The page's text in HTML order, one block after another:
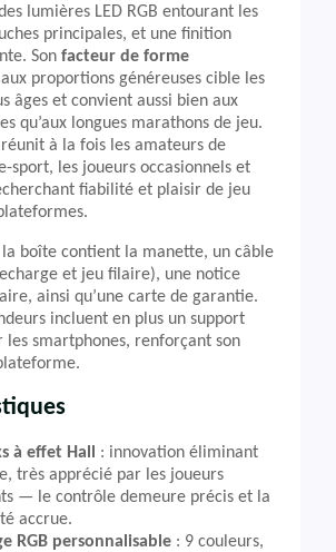
lumières LED RGB entourant les
principales, et une finition
Son facteur de forme
proportions généreuses cible les
âges et convient aussi bien aux
qu’aux longues marathons de jeu.
à la fois les amateurs de
sport, les joueurs occasionnels et
fiabilité et plaisir de jeu
la boîte contient la manette, un câble
et jeu filaire), une notice
ainsi qu’une carte de garantie.
incluent en plus un support
les smartphones, renforçant son
à effet Hall
: innovation éliminant
très apprécié par les joueurs
— le contrôle demeure précis et la
accrue.
RGB personnalisable : 9 couleurs,